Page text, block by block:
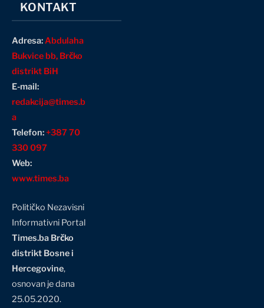
KONTAKT
Adresa:Abdulaha
Bukvice bb, Brčko
distrikt BiH
E-mail:
redakcija@times.b
a
Telefon:+387 70
330 097
Web:
www.times.ba
Političko Nezavisni
Informativni Portal
Times.ba Brčko
distrikt Bosne i
Hercegovine,
osnovan je dana
25.05.2020.